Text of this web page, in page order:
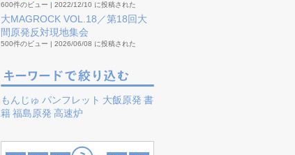
600件のビュー | 2022/12/10 に投稿された
大MAGROCK VOL.18／第18回大
間原発反対現地集会
500件のビュー | 2026/06/08 に投稿された
もんじゅ パンフレット 大飯原発 書
籍福島原発 高速炉